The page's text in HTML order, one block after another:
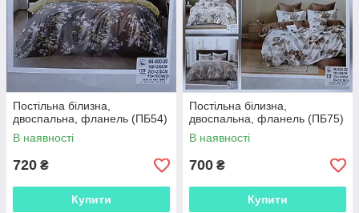
Постільна білизна,
двоспальна, фланель (ПБ54)
В наявності
720 ₴
Купити
Постільна білизна,
двоспальна, фланель (ПБ75)
В наявності
700 ₴
Купити